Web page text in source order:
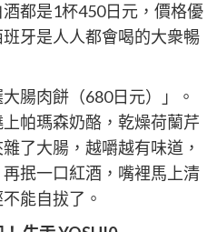
都是1杯450日元，價格優
牙是人人都會喝的大衆暢
腸肉餅（680日元）」。
帕瑪森奶酪，乾燥荷蘭芹
了大腸，越嚼越有味道，
抿一口紅酒，嘴裡馬上清
能自拔了。